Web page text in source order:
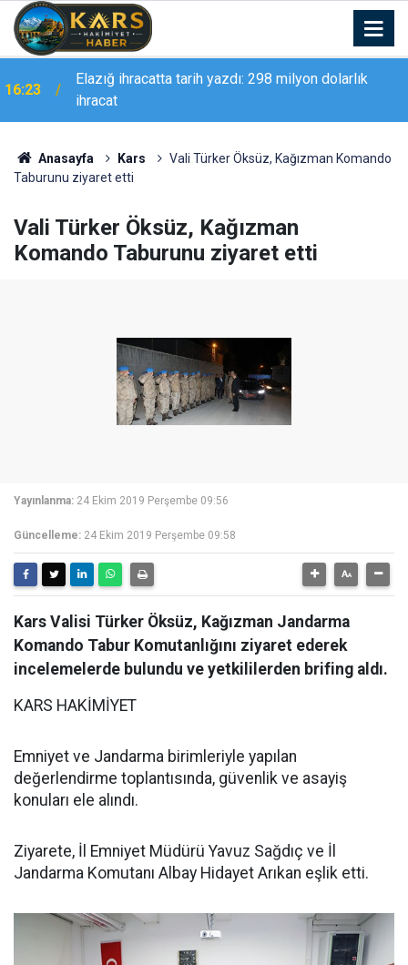
16:23
Elazığ ihracatta tarih yazdı: 298 milyon dolarlık
ihracat
16:21
Vali Polat, ULUMED Kars İl Yönetimini Ağırladı
Anasayfa Kars
Vali Türker Öksüz, Kağızman Komando
Taburunu ziyaret etti
Vali Türker Öksüz, Kağızman
Komando Taburunu ziyaret etti
Yayınlanma: 24 Ekim 2019 Perşembe 09:56
Güncelleme: 24 Ekim 2019 Perşembe 09:58
Kars Valisi Türker Öksüz, Kağızman Jandarma
Komando Tabur Komutanlığını ziyaret ederek
incelemelerde bulundu ve yetkililerden brifing aldı.
KARS HAKİMİYET
Emniyet ve Jandarma birimleriyle yapılan
değerlendirme toplantısında, güvenlik ve asayiş
konuları ele alındı.
Ziyarete, İl Emniyet Müdürü Yavuz Sağdıç ve İl
Jandarma Komutanı Albay Hidayet Arıkan eşlik etti.